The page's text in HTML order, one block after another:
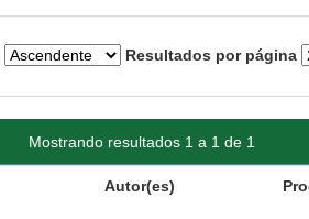
Resultados por página
Mostrando resultados 1 a 1 de 1
Autor(es)